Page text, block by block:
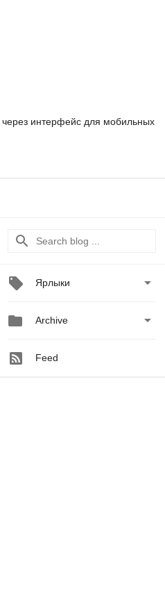
через интерфейс для мобильных
Ярлыки 
 Archive 
Feed